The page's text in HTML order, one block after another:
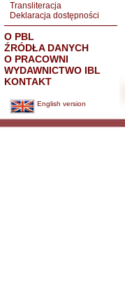
Transliteracja
Deklaracja dostępności
O PBL
ŹRÓDŁA DANYCH
O PRACOWNI
WYDAWNICTWO IBL
KONTAKT
English version